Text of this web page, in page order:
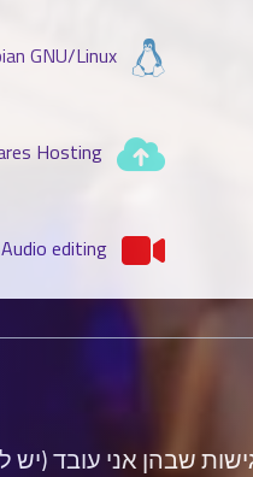
אני עובד (יש לי